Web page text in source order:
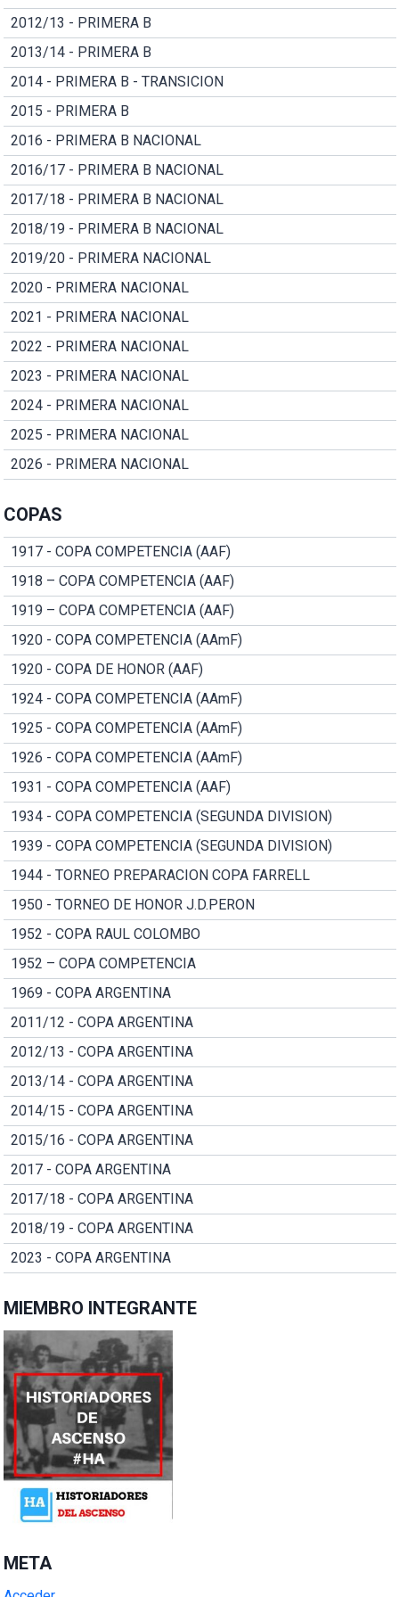
2012/13 - PRIMERA B
2013/14 - PRIMERA B
2014 - PRIMERA B - TRANSICION
2015 - PRIMERA B
2016 - PRIMERA B NACIONAL
2016/17 - PRIMERA B NACIONAL
2017/18 - PRIMERA B NACIONAL
2018/19 - PRIMERA B NACIONAL
2019/20 - PRIMERA NACIONAL
2020 - PRIMERA NACIONAL
2021 - PRIMERA NACIONAL
2022 - PRIMERA NACIONAL
2023 - PRIMERA NACIONAL
2024 - PRIMERA NACIONAL
2025 - PRIMERA NACIONAL
2026 - PRIMERA NACIONAL
COPAS
1917 - COPA COMPETENCIA (AAF)
1918 – COPA COMPETENCIA (AAF)
1919 – COPA COMPETENCIA (AAF)
1920 - COPA COMPETENCIA (AAmF)
1920 - COPA DE HONOR (AAF)
1924 - COPA COMPETENCIA (AAmF)
1925 - COPA COMPETENCIA (AAmF)
1926 - COPA COMPETENCIA (AAmF)
1931 - COPA COMPETENCIA (AAF)
1934 - COPA COMPETENCIA (SEGUNDA DIVISION)
1939 - COPA COMPETENCIA (SEGUNDA DIVISION)
1944 - TORNEO PREPARACION COPA FARRELL
1950 - TORNEO DE HONOR J.D.PERON
1952 - COPA RAUL COLOMBO
1952 – COPA COMPETENCIA
1969 - COPA ARGENTINA
2011/12 - COPA ARGENTINA
2012/13 - COPA ARGENTINA
2013/14 - COPA ARGENTINA
2014/15 - COPA ARGENTINA
2015/16 - COPA ARGENTINA
2017 - COPA ARGENTINA
2017/18 - COPA ARGENTINA
2018/19 - COPA ARGENTINA
2023 - COPA ARGENTINA
MIEMBRO INTEGRANTE
META